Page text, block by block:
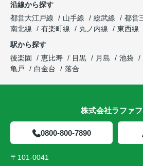
沿線から探す
都営大江戸線
山手線 総武線 都営
南北線
有楽町線 丸ノ内線 東西線
駅から探す
後楽園
恵比寿 目黒 月島 池袋
亀戸
白金台 落合
株式会社ラファ
0800-800-7890
〒101-0041